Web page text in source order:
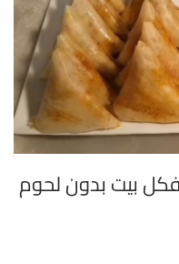
بيت بدون لحوم